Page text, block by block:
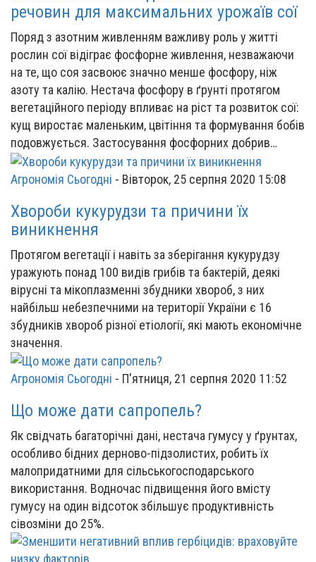
речовин для максимальних урожаїв сої
Поряд з азотним живленням важливу роль у житті
рослин сої відіграє фосфорне живлення, незважаючи
на те, що соя засвоює значно менше фосфору, ніж
азоту та калію. Нестача фосфору в ґрунті протягом
вегетаційного періоду впливає на ріст та розвиток сої:
кущ виростає маленьким, цвітіння та формування бобів
подовжується. Застосування фосфорних добрив…
Агрономія Сьогодні - Вівторок, 25 серпня 2020 15:08
Хвороби кукурудзи та причини їх
виникнення
Протягом вегетації і навіть за зберігання кукурудзу
уражують понад 100 видів грибів та бактерій, деякі
вірусні та мікоплазменні збудники хвороб, з них
найбільш небезпечними на території України є 16
збудників хвороб різної етіології, які мають економічне
значення.
Агрономія Сьогодні - П'ятниця, 21 серпня 2020 11:52
Що може дати сапропель?
Як свідчать багаторічні дані, нестача гумусу у ґрунтах,
особливо бідних дерново-підзолистих, робить їх
малопридатними для сільськогосподарського
використання. Водночас підвищення його вмісту
гумусу на один відсоток збільшує продуктивність
сівозміни до 25%.